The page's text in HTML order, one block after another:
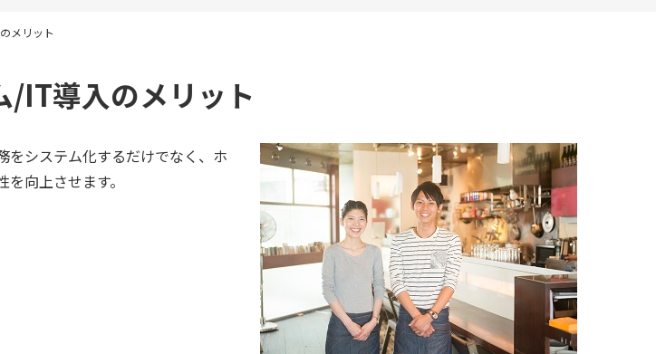
メリット
/IT導入のメリット
をシステム化するだけでなく、ホ
向上させます。